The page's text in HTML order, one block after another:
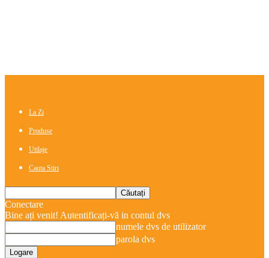
La Zi
Produse
Utilaje
Cauta Stiri
Conectare
Bine ați venit! Autentificați-vă in contul dvs
numele dvs de utilizator
parola dvs